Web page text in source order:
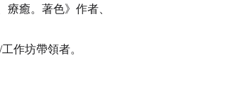
療癒。著色》作者、
/工作坊帶領者。